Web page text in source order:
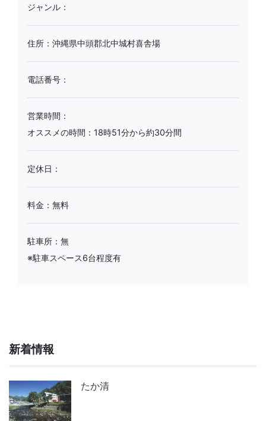
ジャンル：
住所：沖縄県中頭郡北中城村喜舎場
電話番号：
営業時間：
オススメの時間：18時51分から約30分間
定休日：
料金：無料
駐車所：無
※駐車スペース6台程度有
新着情報
たか清